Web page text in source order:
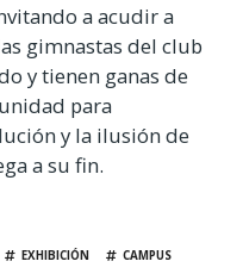
a acudir a
gimnastas del club
y tienen ganas de
para
y la ilusión de
a su fin.
EXHIBICIÓN CAMPUS